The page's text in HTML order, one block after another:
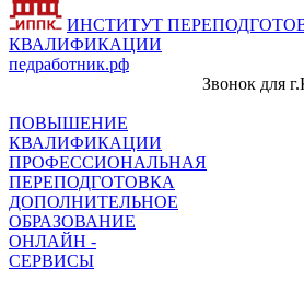
ИНСТИТУТ
КВАЛИФИКАЦИИ
педработник.рф
Звонок для
ПОВЫШЕНИЕ
КВАЛИФИКАЦИИ
ПРОФЕССИОНАЛЬНАЯ
ПЕРЕПОДГОТОВКА
ДОПОЛНИТЕЛЬНОЕ
ОБРАЗОВАНИЕ
ОНЛАЙН -
СЕРВИСЫ